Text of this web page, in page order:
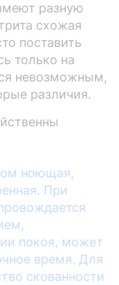
разную
схожая
поставить
только на
невозможным,
различия.
ноющая,
При
покоя, может
время. Для
скованности